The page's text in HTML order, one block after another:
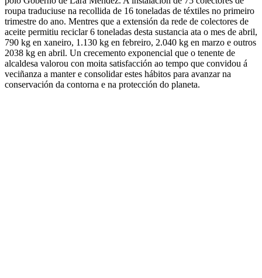
roupa traduciuse na recollida de 16 toneladas de téxtiles no primeiro
trimestre do ano. Mentres que a extensión da rede de colectores de
aceite permitiu reciclar 6 toneladas desta sustancia ata o mes de abril,
790 kg en xaneiro, 1.130 kg en febreiro, 2.040 kg en marzo e outros
2038 kg en abril. Un crecemento exponencial que o tenente de
alcaldesa valorou con moita satisfacción ao tempo que convidou á
veciñanza a manter e consolidar estes hábitos para avanzar na
conservación da contorna e na protección do planeta.